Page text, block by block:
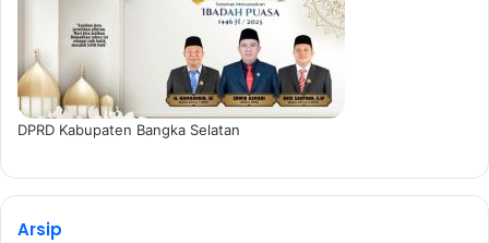
DPRD Kabupaten Bangka Selatan
Arsip